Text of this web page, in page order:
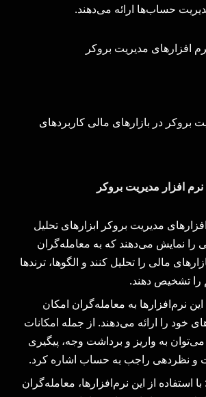
حساب‌ها ارائه می‌دهند.
بروکر در بازارهای مالی کاربردهای
افزار مدیریت بروکر
مدیریت بروکر ابزارهای تحلیل
را نمایش می‌دهند که به معامله‌گران
مالی را تحلیل کنند و الگوها، ترندها
را تشخیص دهند.
این نرم‌افزارها به معامله‌گران امکان
خود را ارائه می‌دهند. از جمله امکانات
به واریز و برداشت وجه، پیگیری
و نظردهی راجب به حساب اشاره کرد.
: با استفاده از این نرم‌افزارها، معامله‌گران